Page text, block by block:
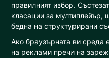
правилният избор.
класации за мултиплейър,
бедна на структурирани
Ако браузърната ви среда
на реклами пречи на